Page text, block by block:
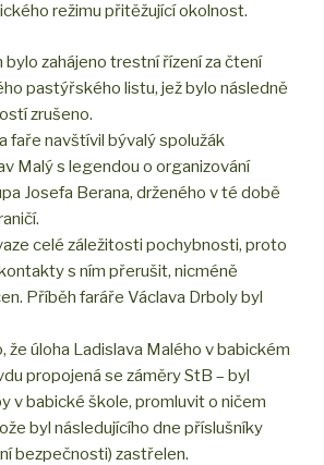
režimu přitěžující okolnost.
zahájeno trestní řízení za čtení
pastýřského listu, jež bylo následně
zrušeno.
faře navštívil bývalý spolužák
Malý s legendou o organizování
Josefa Berana, drženého v té době
celé záležitosti pochybnosti, proto
s ním přerušit, nicméně
Příběh faráře Václava Drboly byl
že úloha Ladislava Malého v babickém
propojená se záměry StB – byl
v babické škole, promluvit o ničem
byl následujícího dne příslušníky
bezpečnosti) zastřelen.